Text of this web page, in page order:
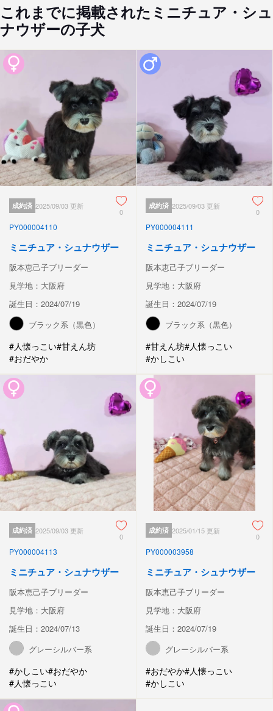
これまでに掲載されたミニチュア・シュ
ナウザーの子犬
成約済 2025/09/03 更新
0
PY000004110
ミニチュア・シュナウザー
阪本恵己子ブリーダー
見学地：大阪府
誕生日：2024/07/19
ブラック系（黒色）
#人懐っこい#甘えん坊
#おだやか
成約済 2025/09/03 更新
0
PY000004111
ミニチュア・シュナウザー
阪本恵己子ブリーダー
見学地：大阪府
誕生日：2024/07/19
ブラック系（黒色）
#甘えん坊#人懐っこい
#かしこい
成約済 2025/09/03 更新
0
PY000004113
ミニチュア・シュナウザー
阪本恵己子ブリーダー
見学地：大阪府
誕生日：2024/07/13
グレーシルバー系
#かしこい#おだやか
#人懐っこい
成約済 2025/01/15 更新
0
PY000003958
ミニチュア・シュナウザー
阪本恵己子ブリーダー
見学地：大阪府
誕生日：2024/07/19
グレーシルバー系
#おだやか#人懐っこい
#かしこい